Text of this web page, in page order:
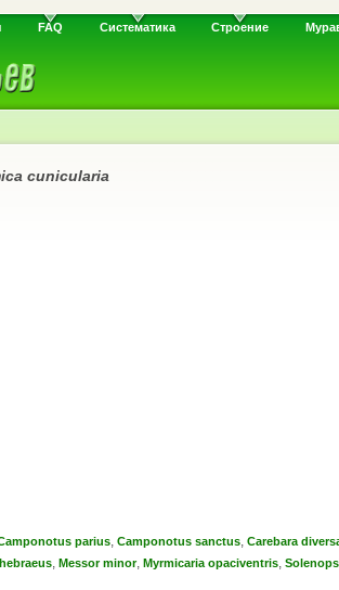
FAQ Систематика Строение
cunicularia
parius, Camponotus sanctus, Carebara
, Messor minor, Myrmicaria opaciventris,